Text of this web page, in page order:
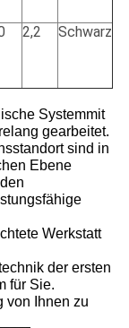
2,2 Schwarz
Systemmit
gearbeitet.
sind in
Ebene
Werkstatt
der ersten
für Sie.
von Ihnen zu